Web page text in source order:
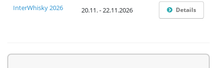
InterWhisky 2026 20.11. - 22.11.2026 Details